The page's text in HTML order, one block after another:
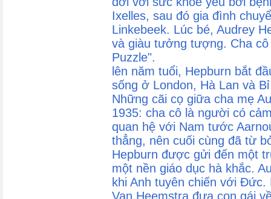
Ixelles, sau đó gia đình
Linkebeek. Lúc bé, Audrey
và giàu tưởng tượng. Cha
Puzzle".
lên năm tuổi, Hepburn bắt
sống ở London, Hà Lan và
Những cãi cọ giữa cha mẹ
1935: cha cô là người có
quan hệ với Nam tước
thẳng, nên cuối cùng đã từ
Hepburn được gửi đến một
một nền giáo dục hà khắc.
khi Anh tuyên chiến với
Van Heemstra đưa con gái